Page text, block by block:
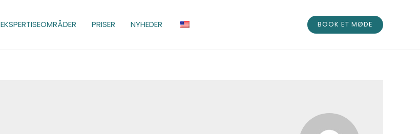
EKSPERTISEOMRÅDER PRISER NYHEDER BOOK ET MØDE